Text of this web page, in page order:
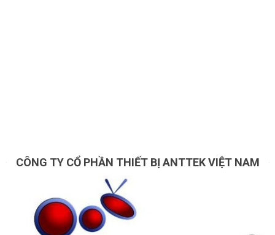
CÔNG TY CỔ PHẦN THIẾT BỊ ANTTEK VIỆT NAM